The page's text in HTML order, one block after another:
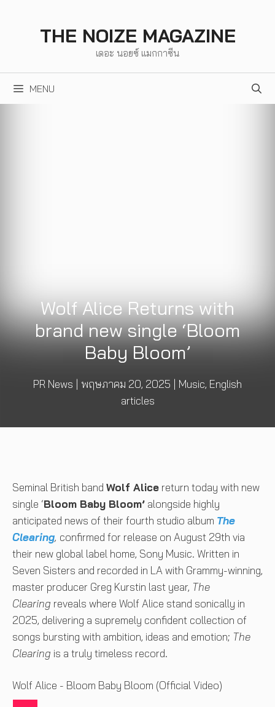
THE NOIZE MAGAZINE
เดอะ นอยซ์ แมกกาซีน
MENU
Wolf Alice Returns with
brand new single ‘Bloom
Baby Bloom’
PR News | พฤษภาคม 20, 2025 | Music, English
articles
Seminal British band Wolf Alice return today with new
single ‘Bloom Baby Bloom’ alongside highly
anticipated news of their fourth studio album The
Clearing, confirmed for release on August 29th via
their new global label home, Sony Music. Written in
Seven Sisters and recorded in LA with Grammy-winning,
master producer Greg Kurstin last year, The
Clearing reveals where Wolf Alice stand sonically in
2025, delivering a supremely confident collection of
songs bursting with ambition, ideas and emotion; The
Clearing is a truly timeless record.
Wolf Alice - Bloom Baby Bloom (Official Video)